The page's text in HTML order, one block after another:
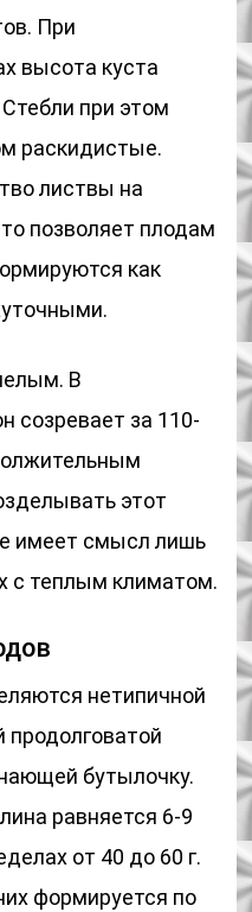
При
высота куста
при этом
раскидистые.
листвы на
позволяет плодам
как
В
созревает за 110-
этот
имеет смысл лишь
с теплым климатом.
нетипичной
продолговатой
бутылочку.
равняется 6-9
от 40 до 60 г.
формируется по